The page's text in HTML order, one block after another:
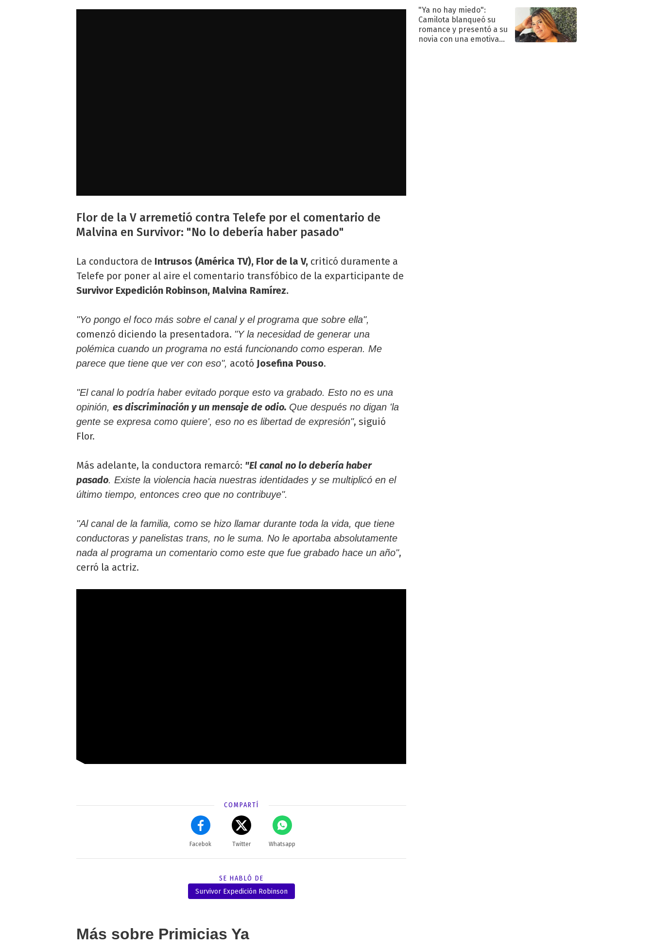
Flor de la V arremetió contra Telefe por el comentario de
Malvina en Survivor: "No lo debería haber pasado"
La conductora de Intrusos (América TV), Flor de la V, criticó duramente a
Telefe por poner al aire el comentario transfóbico de la exparticipante de
Survivor Expedición Robinson, Malvina Ramírez.
"Yo pongo el foco más sobre el canal y el programa que sobre ella",
comenzó diciendo la presentadora. "Y la necesidad de generar una
polémica cuando un programa no está funcionando como esperan. Me
parece que tiene que ver con eso", acotó Josefina Pouso.
"El canal lo podría haber evitado porque esto va grabado. Esto no es una
opinión, es discriminación y un mensaje de odio. Que después no digan 'la
gente se expresa como quiere', eso no es libertad de expresión", siguió
Flor.
Más adelante, la conductora remarcó: "El canal no lo debería haber
pasado. Existe la violencia hacia nuestras identidades y se multiplicó en el
último tiempo, entonces creo que no contribuye".
"Al canal de la familia, como se hizo llamar durante toda la vida, que tiene
conductoras y panelistas trans, no le suma. No le aportaba absolutamente
nada al programa un comentario como este que fue grabado hace un año",
cerró la actriz.
COMPARTÍ
Facebok Twitter Whatsapp
SE HABLÓ DE
Survivor Expedición Robinson
"Traidora"
"Ya no hay miedo":
Camilota blanqueó su
romance y presentó a su
novia con una emotiva
Más sobre Primicias Ya